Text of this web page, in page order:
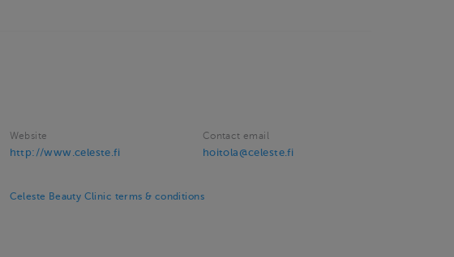
Website
http://www.celeste.fi
Contact email
hoitola@celeste.fi
Celeste Beauty Clinic terms & conditions